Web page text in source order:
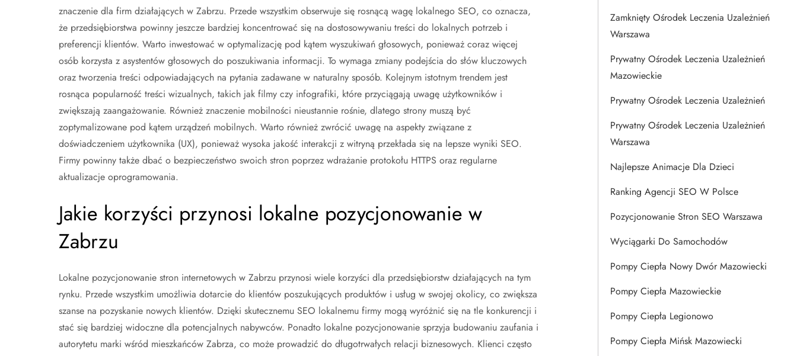
znaczenie dla firm działających w Zabrzu. Przede wszystkim obserwuje się rosnącą wagę lokalnego SEO, co oznacza,
że przedsiębiorstwa powinny jeszcze bardziej koncentrować się na dostosowywaniu treści do lokalnych potrzeb i
preferencji klientów. Warto inwestować w optymalizację pod kątem wyszukiwań głosowych, ponieważ coraz więcej
osób korzysta z asystentów głosowych do poszukiwania informacji. To wymaga zmiany podejścia do słów kluczowych
oraz tworzenia treści odpowiadających na pytania zadawane w naturalny sposób. Kolejnym istotnym trendem jest
rosnąca popularność treści wizualnych, takich jak filmy czy infografiki, które przyciągają uwagę użytkowników i
zwiększają zaangażowanie. Również znaczenie mobilności nieustannie rośnie, dlatego strony muszą być
zoptymalizowane pod kątem urządzeń mobilnych. Warto również zwrócić uwagę na aspekty związane z
doświadczeniem użytkownika (UX), ponieważ wysoka jakość interakcji z witryną przekłada się na lepsze wyniki SEO.
Firmy powinny także dbać o bezpieczeństwo swoich stron poprzez wdrażanie protokołu HTTPS oraz regularne
aktualizacje oprogramowania.
Jakie korzyści przynosi lokalne pozycjonowanie w
Zabrzu
Lokalne pozycjonowanie stron internetowych w Zabrzu przynosi wiele korzyści dla przedsiębiorstw działających na tym
rynku. Przede wszystkim umożliwia dotarcie do klientów poszukujących produktów i usług w swojej okolicy, co zwiększa
szanse na pozyskanie nowych klientów. Dzięki skutecznemu SEO lokalnemu firmy mogą wyróżnić się na tle konkurencji i
stać się bardziej widoczne dla potencjalnych nabywców. Ponadto lokalne pozycjonowanie sprzyja budowaniu zaufania i
autorytetu marki wśród mieszkańców Zabrza, co może prowadzić do długotrwałych relacji biznesowych. Klienci często
Zamknięty Ośrodek Leczenia Uzależnień
Warszawa
Prywatny Ośrodek Leczenia Uzależnień
Mazowieckie
Prywatny Ośrodek Leczenia Uzależnień
Prywatny Ośrodek Leczenia Uzależnień
Warszawa
Najlepsze Animacje Dla Dzieci
Ranking Agencji SEO W Polsce
Pozycjonowanie Stron SEO Warszawa
Wyciągarki Do Samochodów
Pompy Ciepła Nowy Dwór Mazowiecki
Pompy Ciepła Mazowieckie
Pompy Ciepła Legionowo
Pompy Ciepła Mińsk Mazowiecki